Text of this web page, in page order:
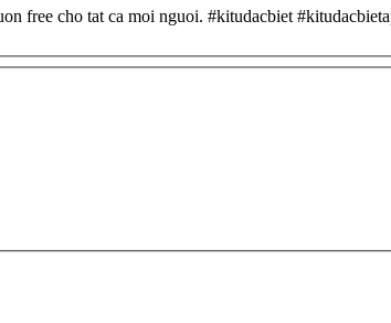
free cho tat ca moi nguoi. #kitudacbiet